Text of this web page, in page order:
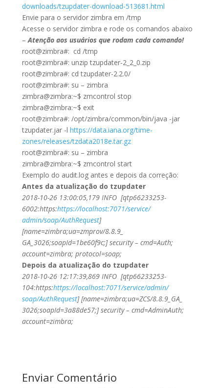
downloads/tzupdater-download-513681.html
Envie para o servidor zimbra em /tmp
Acesse o servidor zimbra e rode os comandos abaixo
–Atenção aos usuários que rodam cada comando!
root@zimbra#: cd /tmp
root@zimbra#: unzip tzupdater-2_2_0.zip
root@zimbra#: cd tzupdater-2.2.0/
root@zimbra#: su – zimbra
zimbra@zimbra:~$ zmcontrol stop
zimbra@zimbra:~$ exit
root@zimbra#: /opt/zimbra/common/bin/java -jar
tzupdater.jar -l https://data.iana.org/time-
zones/releases/tzdata2018e.tar.gz
root@zimbra#: su – zimbra
zimbra@zimbra:~$ zmcontrol start
Exemplo do audit.log antes e depois da correção:
Antes da atualização do tzupdater
2018-10-26 13:00:05,179 INFO [qtp66233253-
6002:https:https://localhost:7071/service/
admin/soap/AuthRequest]
[name=zimbra;ua=zmprov/8.8.9_
GA_3026;soapId=1be60f9c;] security – cmd=Auth;
account=zimbra; protocol=soap;
Depois da atualização do tzupdater
2018-10-26 12:17:39,869 INFO [qtp66233253-
104:https:https://localhost:7071/service/admin/
soap/AuthRequest] [name=zimbra;ua=ZCS/8.8.9_GA_
3026;soapId=3a88de57;] security – cmd=AdminAuth;
account=zimbra;
Enviar Comentário